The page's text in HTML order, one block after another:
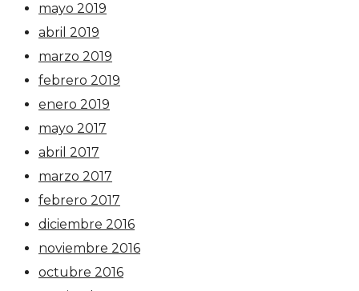
mayo 2019
abril 2019
marzo 2019
febrero 2019
enero 2019
mayo 2017
abril 2017
marzo 2017
febrero 2017
diciembre 2016
noviembre 2016
octubre 2016